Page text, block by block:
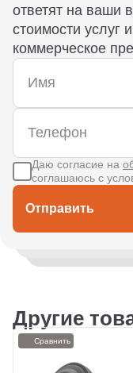
ответят на ваши
стоимости услуг
коммерческое
Отправить
Даю согласие на
соглашаюсь с
Другие
Сравнить